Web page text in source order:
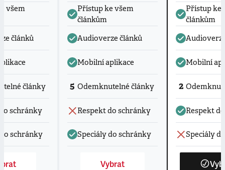
všem
článků
články
schránky
schránky
Přístup ke všem
článkům
Audioverze článků
Mobilní aplikace
5 Odemknutelné články
Respekt do schránky
Speciály do schránky
Vybrat
Přístup ke
článkům
Mobilní
2
Respekt
Speciály